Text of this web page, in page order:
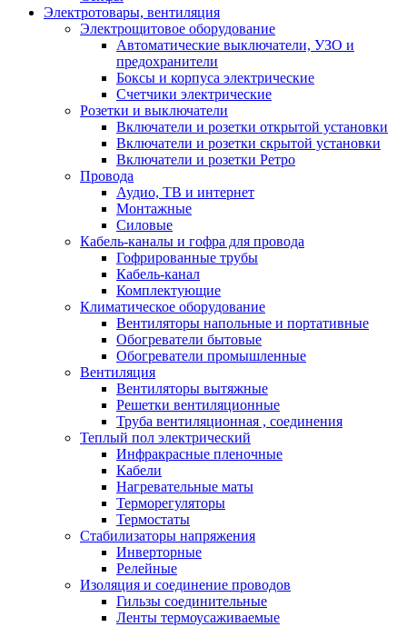
Электротовары, вентиляция
Электрощитовое оборудование
Автоматические выключатели, УЗО и
предохранители
Боксы и корпуса электрические
Счетчики электрические
Розетки и выключатели
Включатели и розетки открытой установки
Включатели и розетки скрытой установки
Включатели и розетки Ретро
Провода
Аудио, ТВ и интернет
Монтажные
Силовые
Кабель-каналы и гофра для провода
Гофрированные трубы
Кабель-канал
Комплектующие
Климатическое оборудование
Вентиляторы напольные и портативные
Обогреватели бытовые
Обогреватели промышленные
Вентиляция
Вентиляторы вытяжные
Решетки вентиляционные
Труба вентиляционная , соединения
Теплый пол электрический
Инфракрасные пленочные
Кабели
Нагревательные маты
Терморегуляторы
Термостаты
Стабилизаторы напряжения
Инверторные
Релейные
Изоляция и соединение проводов
Гильзы соединительные
Ленты термоусаживаемые